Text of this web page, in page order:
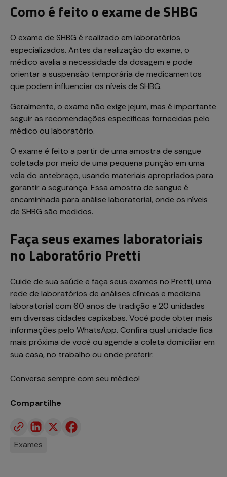
Como é feito o exame de SHBG
O exame de SHBG é realizado em laboratórios
especializados. Antes da realização do exame, o
médico avalia a necessidade da dosagem e pode
orientar a suspensão temporária de medicamentos
que podem influenciar os níveis de SHBG.
Geralmente, o exame não exige jejum, mas é importante
seguir as recomendações específicas fornecidas pelo
médico ou laboratório.
O exame é feito a partir de uma amostra de sangue
coletada por meio de uma pequena punção em uma
veia do antebraço, usando materiais apropriados para
garantir a segurança. Essa amostra de sangue é
encaminhada para análise laboratorial, onde os níveis
de SHBG são medidos.
Faça seus exames laboratoriais
no Laboratório Pretti
Cuide de sua saúde e faça seus exames no Pretti, uma
rede de laboratórios de análises clínicas e medicina
laboratorial com 60 anos de tradição e 20 unidades
em diversas cidades capixabas. Você pode obter mais
informações pelo WhatsApp. Confira qual unidade fica
mais próxima de você ou agende a coleta domiciliar em
sua casa, no trabalho ou onde preferir.
Converse sempre com seu médico!
Compartilhe
Exames